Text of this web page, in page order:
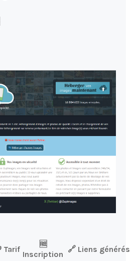
Tarif
🆓
Inscription
🔗 Liens générés